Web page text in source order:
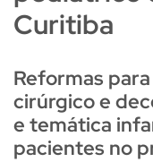
Curitiba
Reformas
cirúrgico e
e temática
pacientes no